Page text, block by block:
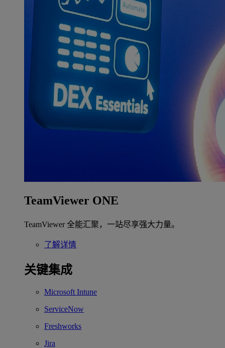
TeamViewer ONE
TeamViewer 全能汇聚，一站尽享强大力量。
了解详情
关键集成
Microsoft Intune
ServiceNow
Freshworks
Jira